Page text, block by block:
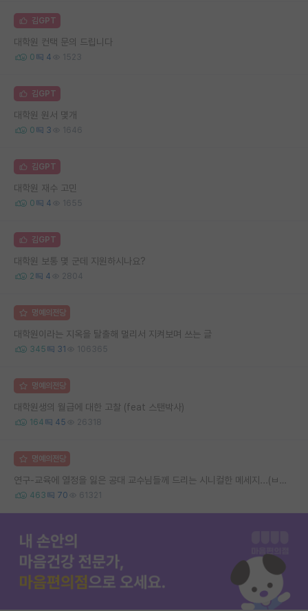
김GPT
대학원 컨택 문의 드립니다
0 4 1523
김GPT
대학원 원서 몇개
0 3 1646
김GPT
대학원 재수 고민
0 4 1655
김GPT
대학원 보통 몇 군데 지원하시나요?
2 4 2804
명예의전당
대학원이라는 지옥을 탈출해 멀리서 지켜보며 쓰는 글
345 31 106365
명예의전당
대학원생의 월급에 대한 고찰 (feat 스탠박사)
164 45 26318
명예의전당
연구-교육에 열정을 잃은 공대 교수님들께 드리는 시니컬한 메세지...(ㅂㄷㅂㄷ)
463 70 61321